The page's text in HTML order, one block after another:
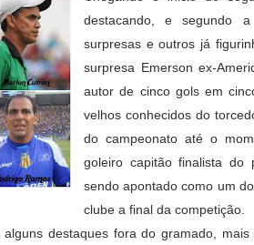
destacando, e segundo
surpresas e outros já
surpresa Emerson ex-
autor de cinco gols em
velhos conhecidos do
do campeonato até o
goleiro capitão finalista do
sendo apontado como um
clube a final da competição.
destaques fora do gramado,